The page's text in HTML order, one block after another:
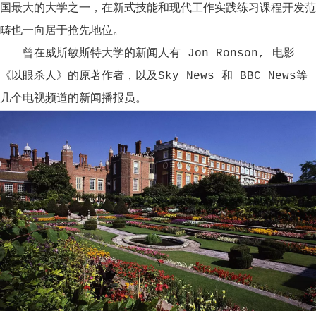
国最大的大学之一，在新式技能和现代工作实践练习课程开发范
畴也一向居于抢先地位。
曾在威斯敏斯特大学的新闻人有 Jon Ronson, 电影
《以眼杀人》的原著作者，以及Sky News 和 BBC News等
几个电视频道的新闻播报员。